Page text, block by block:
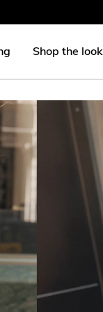
Shop the look